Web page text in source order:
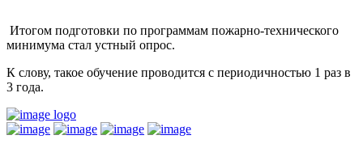
Итогом подготовки по программам пожарно-технического
минимума стал устный опрос.
К слову, такое обучение проводится с периодичностью 1 раз в
3 года.